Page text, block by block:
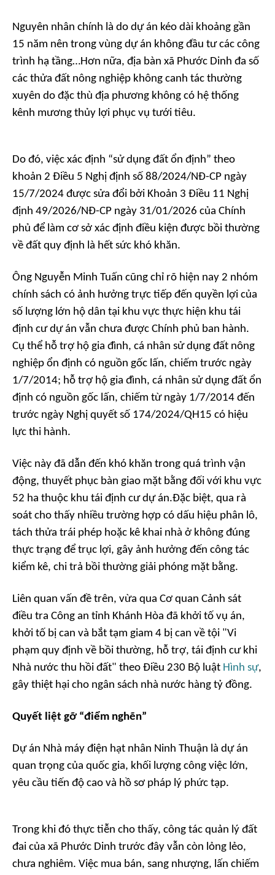
Nguyên nhân chính là do dự án kéo dài khoảng gần
15 năm nên trong vùng dự án không đầu tư các công
trình hạ tầng…Hơn nữa, địa bàn xã Phước Dinh đa số
các thửa đất nông nghiệp không canh tác thường
xuyên do đặc thù địa phương không có hệ thống
kênh mương thủy lợi phục vụ tưới tiêu.
Do đó, việc xác định “sử dụng đất ổn định” theo
khoản 2 Điều 5 Nghị định số 88/2024/NĐ-CP ngày
15/7/2024 được sửa đổi bởi Khoản 3 Điều 11 Nghị
định 49/2026/NĐ-CP ngày 31/01/2026 của Chính
phủ để làm cơ sở xác định điều kiện được bồi thường
về đất quy định là hết sức khó khăn.
Ông Nguyễn Minh Tuấn cũng chỉ rõ hiện nay 2 nhóm
chính sách có ảnh hưởng trực tiếp đến quyền lợi của
số lượng lớn hộ dân tại khu vực thực hiện khu tái
định cư dự án vẫn chưa được Chính phủ ban hành.
Cụ thể hỗ trợ hộ gia đình, cá nhân sử dụng đất nông
nghiệp ổn định có nguồn gốc lấn, chiếm trước ngày
1/7/2014; hỗ trợ hộ gia đình, cá nhân sử dụng đất ổn
định có nguồn gốc lấn, chiếm từ ngày 1/7/2014 đến
trước ngày Nghị quyết số 174/2024/QH15 có hiệu
lực thi hành.
Việc này đã dẫn đến khó khăn trong quá trình vận
động, thuyết phục bàn giao mặt bằng đối với khu vực
52 ha thuộc khu tái định cư dự án.Đặc biệt, qua rà
soát cho thấy nhiều trường hợp có dấu hiệu phân lô,
tách thửa trái phép hoặc kê khai nhà ở không đúng
thực trạng để trục lợi, gây ảnh hưởng đến công tác
kiểm kê, chi trả bồi thường giải phóng mặt bằng.
Liên quan vấn đề trên, vừa qua Cơ quan Cảnh sát
điều tra Công an tỉnh Khánh Hòa đã khởi tố vụ án,
khởi tố bị can và bắt tạm giam 4 bị can về tội "Vi
phạm quy định về bồi thường, hỗ trợ, tái định cư khi
Nhà nước thu hồi đất" theo Điều 230 Bộ luật Hình sự,
gây thiệt hại cho ngân sách nhà nước hàng tỷ đồng.
Quyết liệt gỡ “điểm nghẽn”
Dự án Nhà máy điện hạt nhân Ninh Thuận là dự án
quan trọng của quốc gia, khối lượng công việc lớn,
yêu cầu tiến độ cao và hồ sơ pháp lý phức tạp.
Trong khi đó thực tiễn cho thấy, công tác quản lý đất
đai của xã Phước Dinh trước đây vẫn còn lỏng lẻo,
chưa nghiêm. Việc mua bán, sang nhượng, lấn chiếm